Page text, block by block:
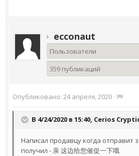
ecconaut
Пользователи
359 публикаций
Опубликовано: 24 апреля, 2020 ·
В 4/24/2020 в 15:40, Cerios
Написал продавцу когда отправит
получил - 亲 这边给您催促一下哦